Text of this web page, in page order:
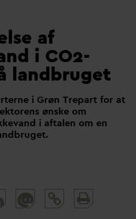
af
i CO2-
landbruget
i Grøn Trepart for at
ønske om
vand i aftalen om en
@
and